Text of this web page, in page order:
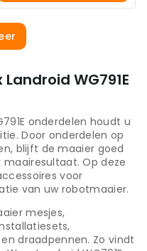
WG791E
onderdelen houdt u
Door onderdelen op
blijft de maaier goed
Op deze
voor
van uw robotmaaier.
mesjes,
draadpennen. Zo vindt